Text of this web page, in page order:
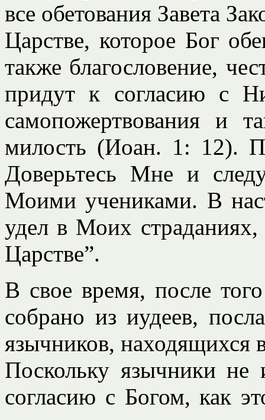
все обетования Завета
Царстве, которое Бог
также благословение,
придут к согласию с
самопожертвования и
милость (Иоан. 1: 12).
Доверьтесь Мне и
Моими учениками. В
удел в Моих
Царстве”.
В свое время, после
собрано из иудеев,
язычников, находящихся
Поскольку язычники не
согласию с Богом, как